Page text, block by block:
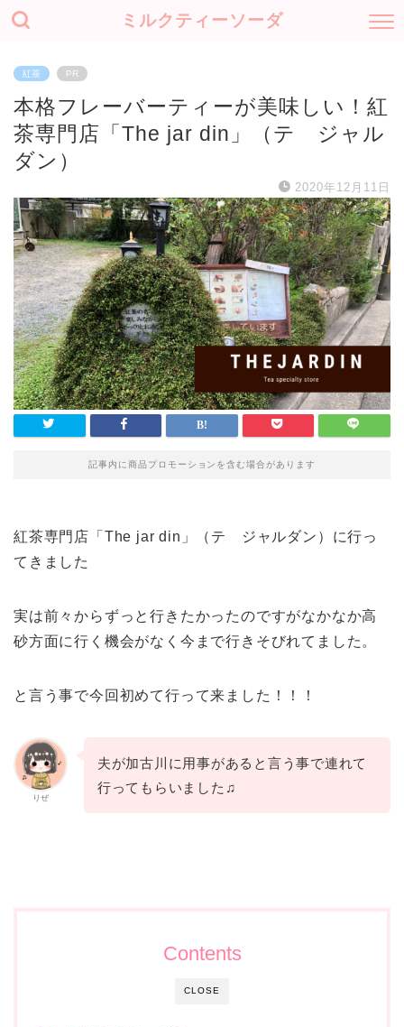
ミルクティーソーダ
紅茶 PR
本格フレーバーティーが美味しい！紅
茶専門店「The jar din」（テ ジャル
ダン）
2020年12月11日
記事内に商品プロモーションを含む場合があります
紅茶専門店「The jar din」（テ ジャルダン）に行っ
てきました
実は前々からずっと行きたかったのですがなかなか高
砂方面に行く機会がなく今まで行きそびれてました。
と言う事で今回初めて行って来ました！！！
りぜ
夫が加古川に用事があると言う事で連れて
行ってもらいました♫
CLOSE
Contents